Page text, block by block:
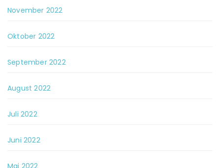
November 2022
Oktober 2022
September 2022
August 2022
Juli 2022
Juni 2022